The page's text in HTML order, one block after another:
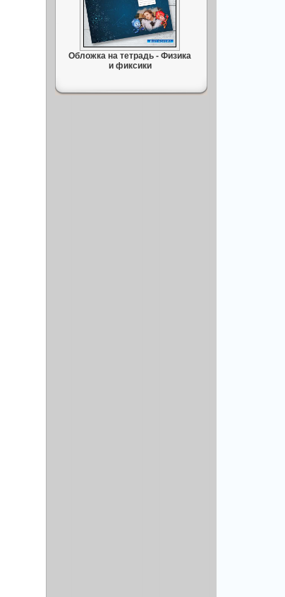
Обложка на тетрадь - Физика
и фиксики